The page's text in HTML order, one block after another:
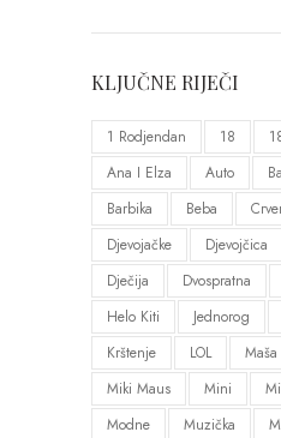
KLJUČNE RIJEČI
1 Rodjendan 18
Ana I Elza
Auto
Barbika
Beba
Djevojačke
Djevojčica
Dječija
Dvospratna
Helo Kiti
Jednorog
Krštenje
LOL
Miki Maus
Mini
Modne
Muzička